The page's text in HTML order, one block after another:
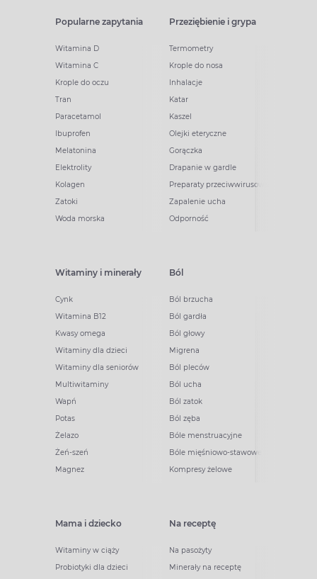
Popularne zapytania
Witamina D
Witamina C
Krople do oczu
Tran
Paracetamol
Ibuprofen
Melatonina
Elektrolity
Kolagen
Zatoki
Woda morska
Przeziębienie i grypa
Termometry
Krople do nosa
Inhalacje
Katar
Kaszel
Olejki eteryczne
Gorączka
Drapanie w gardle
Preparaty przeciwwirusowe
Zapalenie ucha
Odporność
Witaminy i minerały
Cynk
Witamina B12
Kwasy omega
Witaminy dla dzieci
Witaminy dla seniorów
Multiwitaminy
Wapń
Potas
Żelazo
Żeń-szeń
Magnez
Ból
Ból brzucha
Ból gardła
Ból głowy
Migrena
Ból pleców
Ból ucha
Ból zatok
Ból zęba
Bóle menstruacyjne
Bóle mięśniowo-stawowe
Kompresy żelowe
Mama i dziecko
Witaminy w ciąży
Probiotyki dla dzieci
Na receptę
Na pasożyty
Minerały na receptę